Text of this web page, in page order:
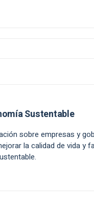
Sustentable
sobre empresas y
la calidad de vida y